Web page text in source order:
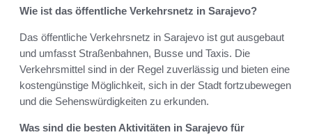
Wie ist das öffentliche Verkehrsnetz in Sarajevo?
Das öffentliche Verkehrsnetz in Sarajevo ist gut ausgebaut
und umfasst Straßenbahnen, Busse und Taxis. Die
Verkehrsmittel sind in der Regel zuverlässig und bieten eine
kostengünstige Möglichkeit, sich in der Stadt fortzubewegen
und die Sehenswürdigkeiten zu erkunden.
Was sind die besten Aktivitäten in Sarajevo für